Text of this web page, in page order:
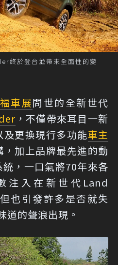
終於登台並帶來全面性的變
車展問世的全新世代
，不僅帶來耳目一新
更換現行多功能車主
加上品牌最先進的動
，一口氣將70年來各
注入在新世代Land
也引發許多是否就失
的聲浪出現。